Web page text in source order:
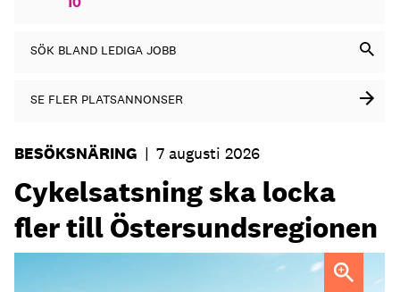
SÖK BLAND LEDIGA JOBB
SE FLER PLATSANNONSER
BESÖKSNÄRING | 7 augusti 2026
Cykelsatsning ska locka
fler till Östersundsregionen